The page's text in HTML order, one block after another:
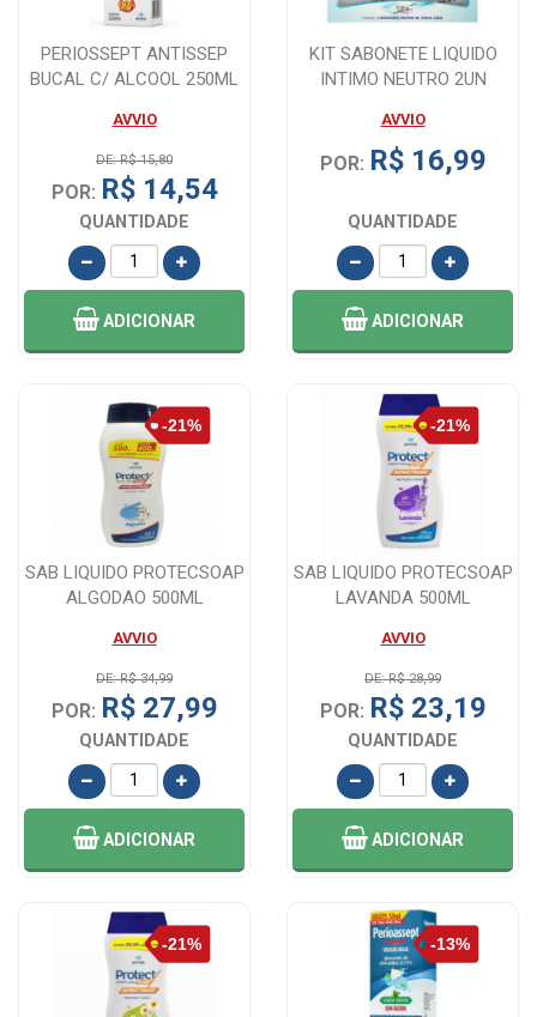
PERIOSSEPT ANTISSEP
BUCAL C/ ALCOOL 250ML
AVVIO
DE: R$ 15,80
POR: R$ 14,54
QUANTIDADE
ADICIONAR
KIT SABONETE LIQUIDO
INTIMO NEUTRO 2UN
AVVIO
POR: R$ 16,99
QUANTIDADE
ADICIONAR
SAB LIQUIDO PROTECSOAP
ALGODAO 500ML
AVVIO
DE: R$ 34,99
POR: R$ 27,99
QUANTIDADE
ADICIONAR
SAB LIQUIDO PROTECSOAP
LAVANDA 500ML
AVVIO
DE: R$ 28,99
POR: R$ 23,19
QUANTIDADE
ADICIONAR